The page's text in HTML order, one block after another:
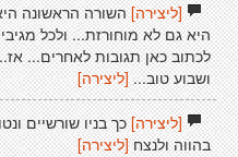
[ליצירה]השורה הראשונה
היא גם לא מוחורזת... ולכל
לכתוב כאן תגובות לאחרים...
ושבוע טוב... [ליצירה]
[ליצירה]כך בניו שורשיים
בהווה ולנצח [ליצירה]